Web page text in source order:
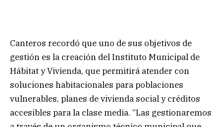
Canteros recordó que uno de sus objetivos de
gestión es la creación del Instituto Municipal de
Hábitat y Vivienda, que permitirá atender con
soluciones habitacionales para poblaciones
vulnerables, planes de vivienda social y créditos
accesibles para la clase media. “Las gestionaremos